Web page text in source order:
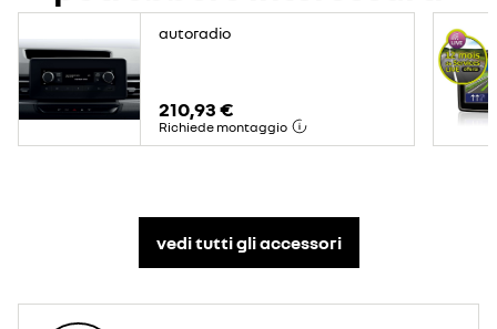
autoradio
210,93 €
Richiede montaggio
vedi tutti gli accessori​